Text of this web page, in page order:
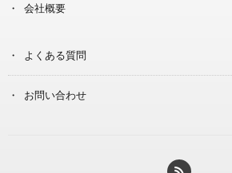
会社概要
よくある質問
お問い合わせ